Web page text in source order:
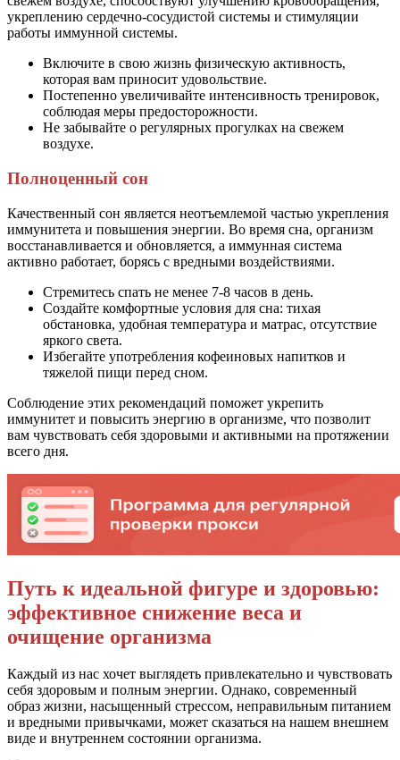
укреплению сердечно-сосудистой системы и стимуляции
работы иммунной системы.
Включите в свою жизнь физическую активность,
которая вам приносит удовольствие.
Постепенно увеличивайте интенсивность тренировок,
соблюдая меры предосторожности.
Не забывайте о регулярных прогулках на свежем
воздухе.
Полноценный сон
Качественный сон является неотъемлемой частью укрепления
иммунитета и повышения энергии. Во время сна, организм
восстанавливается и обновляется, а иммунная система
активно работает, борясь с вредными воздействиями.
Стремитесь спать не менее 7-8 часов в день.
Создайте комфортные условия для сна: тихая
обстановка, удобная температура и матрас, отсутствие
яркого света.
Избегайте употребления кофеиновых напитков и
тяжелой пищи перед сном.
Соблюдение этих рекомендаций поможет укрепить
иммунитет и повысить энергию в организме, что позволит
вам чувствовать себя здоровыми и активными на протяжении
всего дня.
Путь к идеальной фигуре и здоровью:
эффективное снижение веса и
очищение организма
Каждый из нас хочет выглядеть привлекательно и чувствовать
себя здоровым и полным энергии. Однако, современный
образ жизни, насыщенный стрессом, неправильным питанием
и вредными привычками, может сказаться на нашем внешнем
виде и внутреннем состоянии организма.